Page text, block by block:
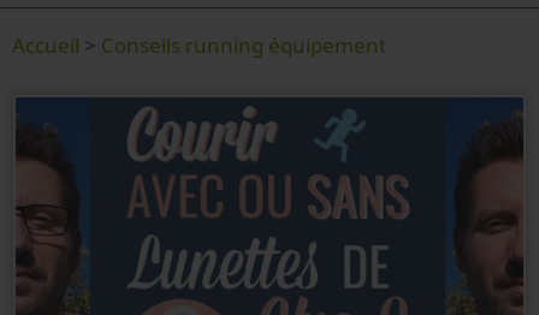
Accueil > Conseils running équipement